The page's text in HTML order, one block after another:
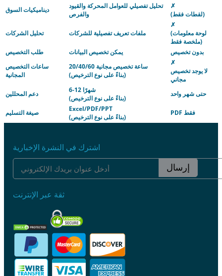
ديناميكيات السوق
تحليل تفصيلي للعوامل المحركة والقيود
والفرص
✗
(لقطات فقط)
تحليل الشركات ملفات تعريف تفصيلية للشركات
✗
(لوحة معلومات
ملخصة فقط)
طلب التخصيص
يمكن تخصيص البيانات
بدون تخصيص
ساعات التخصيص
المجانية
20/40/60 ساعة تخصيص مجانية
(بناءً على نوع الترخيص)
✗
لا يوجد تخصيص
مجاني
دعم المحللين
6-12 شهرًا
(بناءً على نوع الترخيص)
حتى شهر واحد
صيغة التسليم
Excel/PDF/PPT
(بناءً على نوع الترخيص)
PDF فقط
اشترك في النشرة الإخبارية
إرسال
ثقة عبر الإنترنت